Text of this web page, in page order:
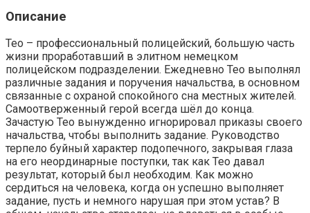
Описание
Тео – профессиональный полицейский, большую часть
жизни проработавший в элитном немецком
полицейском подразделении. Ежедневно Тео выполнял
различные задания и поручения начальства, в основном
связанные с охраной спокойного сна местных жителей.
Самоотверженный герой всегда шёл до конца.
Зачастую Тео вынужденно игнорировал приказы своего
начальства, чтобы выполнить задание. Руководство
терпело буйный характер подопечного, закрывая глаза
на его неординарные поступки, так как Тео давал
результат, который был необходим. Как можно
сердиться на человека, когда он успешно выполняет
задание, пусть и немного нарушая при этом устав? В